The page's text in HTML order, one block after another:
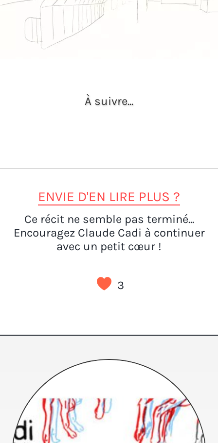
À suivre...
ENVIE D'EN LIRE PLUS ?
Ce récit ne semble pas terminé...
Encouragez Claude Cadi à continuer
avec un petit cœur !
3